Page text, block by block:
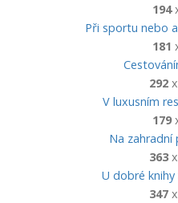
194
Při sportu nebo
181
292x
V luxusním
179
Na
363x
U dobré
347x